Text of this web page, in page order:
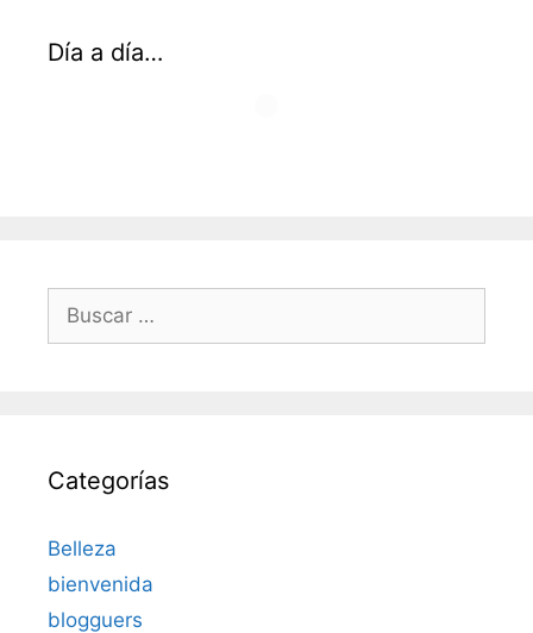
Día a día…
Categorías
Belleza
bienvenida
blogguers